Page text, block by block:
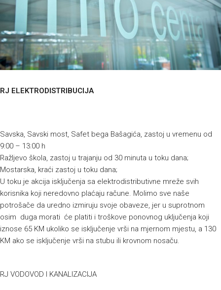
RJ ELEKTRODISTRIBUCIJA
Savska, Savski most, Safet bega Bašagića, zastoj u vremenu od
9:00 – 13:00 h
Ražljevo škola, zastoj u trajanju od 30 minuta u toku dana;
Mostarska, kraći zastoj u toku dana;
U toku je akcija isključenja sa elektrodistributivne mreže svih
korisnika koji neredovno plaćaju račune. Molimo sve naše
potrošače da uredno izmiruju svoje obaveze, jer u suprotnom
osim duga morati će platiti i troškove ponovnog uključenja koji
iznose 65 KM ukoliko se isključenje vrši na mjernom mjestu, a 130
KM ako se isključenje vrši na stubu ili krovnom nosaču.
RJ VODOVOD I KANALIZACIJA